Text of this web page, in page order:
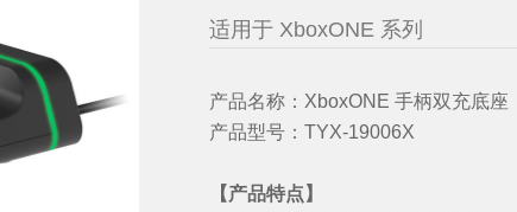
适用于 XboxONE 系列
产品名称： XboxONE 手柄双充底座
产品型号：TYX-19006X
【产品特点】